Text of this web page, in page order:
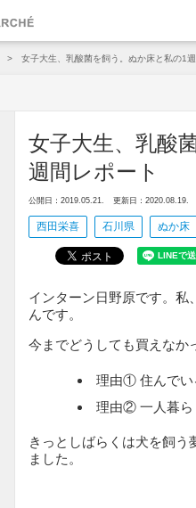
女子大生、乳酸菌を飼う。ぬか床と私の1
女子大生、乳酸
週間レポート
公開日：2019.05.21. 更新日：2020.08.19.
西田栄喜 石川県 ぬか床
インターン日野原です。私
んです。
今までどうしても買えなか
理由① 住んでい
理由② 一人暮ら
きっとしばらくは犬を飼
ました。